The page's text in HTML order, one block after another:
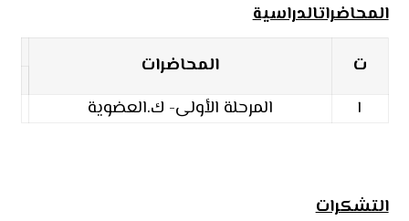
المحاضراتالدراسية
ت
المحاضرات
١
المرحلة الأولى- ك.العضوية
التشكرات